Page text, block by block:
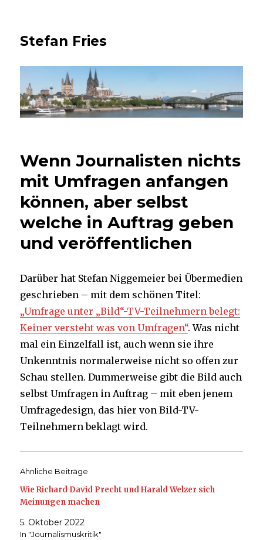
Stefan Fries
Wenn Journalisten nichts
mit Umfragen anfangen
können, aber selbst
welche in Auftrag geben
und veröffentlichen
Darüber hat Stefan Niggemeier bei Übermedien
geschrieben – mit dem schönen Titel:
„Umfrage unter „Bild“-TV-Teilnehmern belegt:
Keiner versteht was von Umfragen“. Was nicht
mal ein Einzelfall ist, auch wenn sie ihre
Unkenntnis normalerweise nicht so offen zur
Schau stellen. Dummerweise gibt die Bild auch
selbst Umfragen in Auftrag – mit eben jenem
Umfragedesign, das hier von Bild-TV-
Teilnehmern beklagt wird.
Ähnliche Beiträge
Wie Richard David Precht und Harald Welzer sich
Meinungen machen
5. Oktober 2022
In "Journalismuskritik"